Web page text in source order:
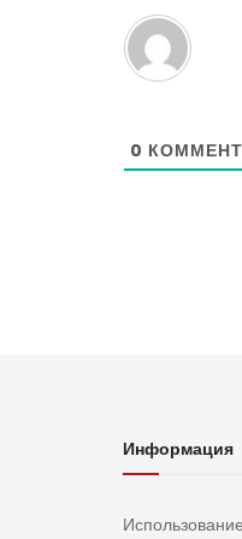
0
Информация